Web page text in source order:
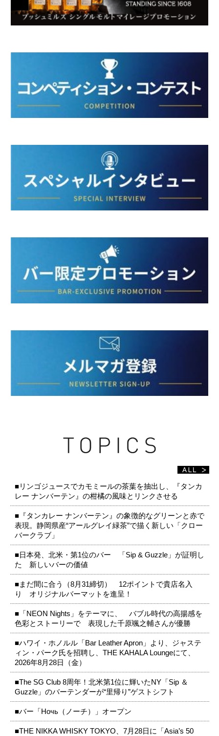
■リンゴジュースでカモミールの茶葉を抽出し、『タンカ
レー ナンバーテン』の柑橘の風味とリンクさせる
■『タンカレー ナンバーテン』の象徴的なグリーンと赤で
表現。静岡県産“アールグレイ緑茶”で描く新しい「クロー
バークラブ」
■日本発、北米・第1位のバー 「Sip & Guzzle」が証明し
た 新しいバーの価値
■まだ間に合う（8月31締切） 12ポイントで貴店名入
り オリジナルバーマットを進呈！
■「NEON Nights」をテーマに、 バブル時代の高揚感を
色彩とストーリーで 表現した千原颯之輔さんが優勝
■ハワイ・ホノルル「Bar Leather Apron」より、ジャステ
ィン・パーク氏を招聘し、THE KAHALA Loungeにて、
2026年8月28日（金）
■The SG Club 8周年！北米第1位に輝いたNY「Sip ＆
Guzzle」のバーテンダーが“里帰り”ゲストシフト
■バー「Ночь（ノーチ）」オープン
■THE NIKKA WHISKY TOKYO、7月28日に「Asia’s 50